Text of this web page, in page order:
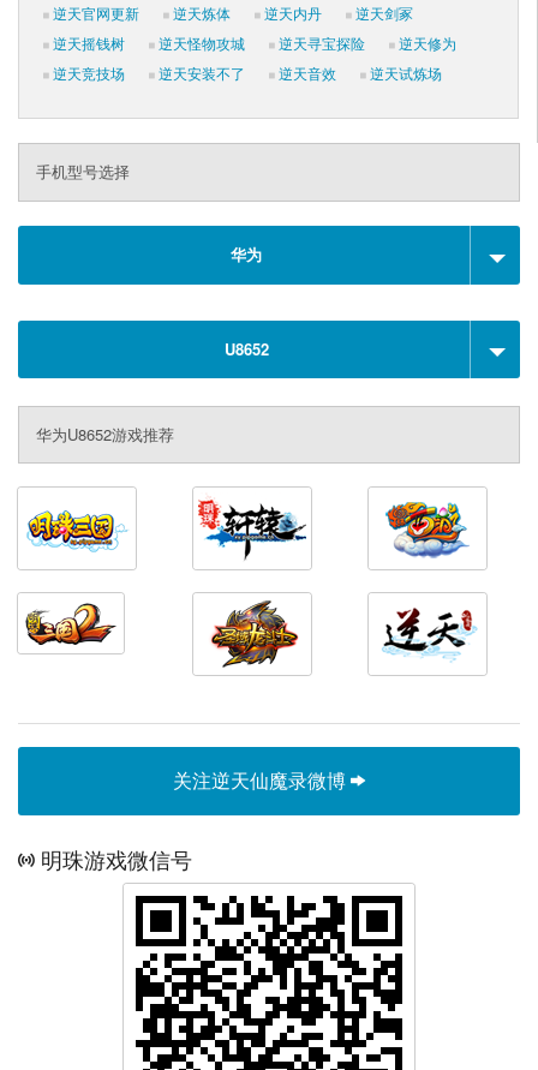
逆天官网更新
逆天炼体 逆天内丹
逆天剑冢
逆天摇钱树
逆天怪物攻城 逆天寻宝探险
逆天修为
逆天竞技场
逆天安装不了 逆天音效 逆天试炼场
手机型号选择
华为
U8652
华为U8652游戏推荐
关注逆天仙魔录微博
明珠游戏微信号